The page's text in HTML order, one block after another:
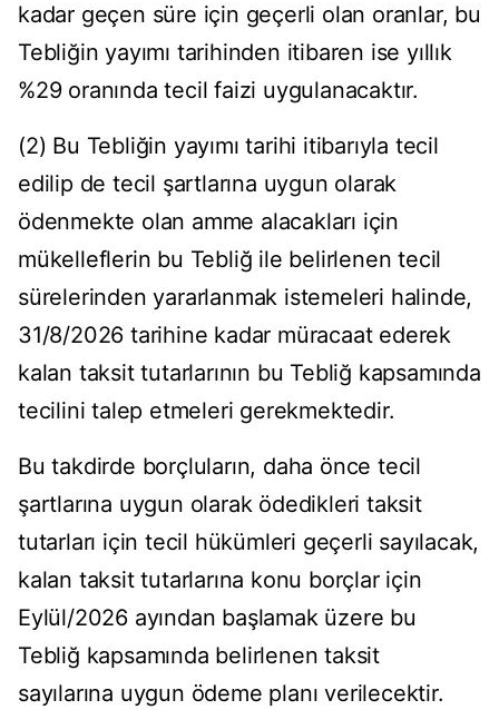
kadar geçen süre için geçerli olan oranlar, bu
Tebliğin yayımı tarihinden itibaren ise yıllık
%29 oranında tecil faizi uygulanacaktır.
(2) Bu Tebliğin yayımı tarihi itibarıyla tecil
edilip de tecil şartlarına uygun olarak
ödenmekte olan amme alacakları için
mükelleflerin bu Tebliğ ile belirlenen tecil
sürelerinden yararlanmak istemeleri halinde,
31/8/2026 tarihine kadar müracaat ederek
kalan taksit tutarlarının bu Tebliğ kapsamında
tecilini talep etmeleri gerekmektedir.
Bu takdirde borçluların, daha önce tecil
şartlarına uygun olarak ödedikleri taksit
tutarları için tecil hükümleri geçerli sayılacak,
kalan taksit tutarlarına konu borçlar için
Eylül/2026 ayından başlamak üzere bu
Tebliğ kapsamında belirlenen taksit
sayılarına uygun ödeme planı verilecektir.